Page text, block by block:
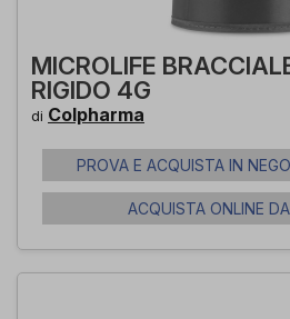
MICROLIFE
RIGIDO 4G
di Colpharma
PROVA E ACQUISTA IN
ACQUISTA ONLINE DA